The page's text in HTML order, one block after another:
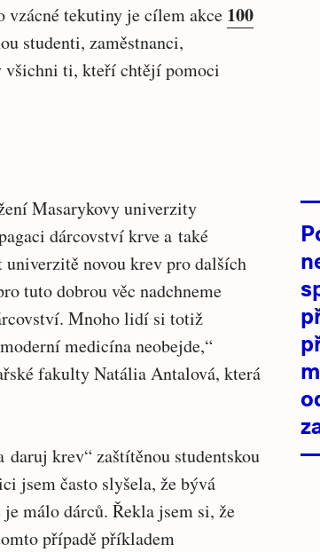
vzácné tekutiny je cílem akce 100
studenti, zaměstnanci,
všichni ti, kteří chtějí pomoci
Masarykovy univerzity
dárcovství krve a také
novou krev pro dalších
tuto dobrou věc nadchneme
Mnoho lidí si totiž
medicína neobejde,“
fakulty Natália Antalová, která
krev“ zaštítěnou studentskou
jsem často slyšela, že bývá
málo dárců. Řekla jsem si, že
případě příkladem